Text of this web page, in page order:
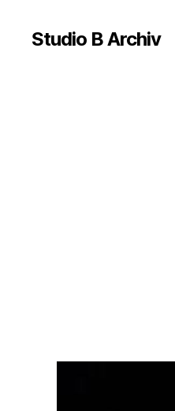
Studio B Archiv